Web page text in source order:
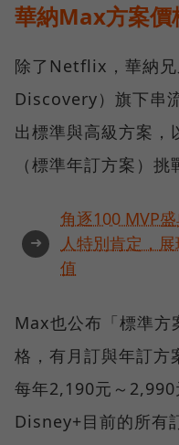
華納Max方案價
除了Netflix，華納
Discovery）旗下串
出標準與高級方案，
（標準年訂方案）
➜
角逐100 MVP
人特別肯定，
值
Max也公布「標準方
格，有月訂與年訂方
每年2,190元～
Disney+目前的所有